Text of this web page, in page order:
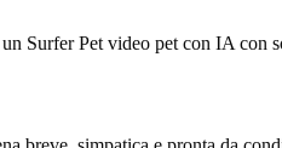
Surfer Pet video pet con IA con